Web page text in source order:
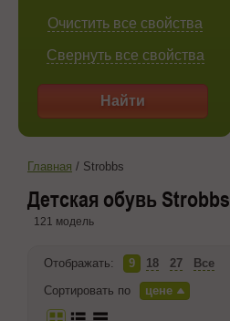
Очистить все свойства
Свернуть все свойства
Найти
Главная / Strobbs
Детская обувь Strobbs
121 модель
Отображать: 9 18 27
Все
Сортировать по
цене